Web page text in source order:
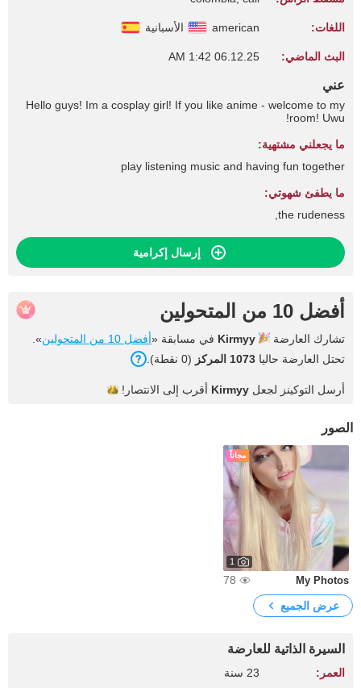
اللغات: american الأسبانية
البث الماضي: 06.12.25 1:42 AM
عني
Hello guys! Im a cosplay girl! If you like anime - welcome to my
room! Uwu!
ما يجعلني مشتهية:
play listening music and having fun together
ما يطفئ شهوتي:
the rudeness,
إرسال إكرامية
أفضل 10 من المتحولين
تشارك العارضة Kirmyy في مسابقة «أفضل 10 من المتحولين
».
تحتل العارضة حاليا 1073 المركز (0 نقطة).
أرسل التوكينز لجعل Kirmyy أقرب إلى الانتصار!
الصور
مجاناً
1
My Photos
78
عرض الجميع
السيرة الذاتية للعارضة
العمر: 23 سنة